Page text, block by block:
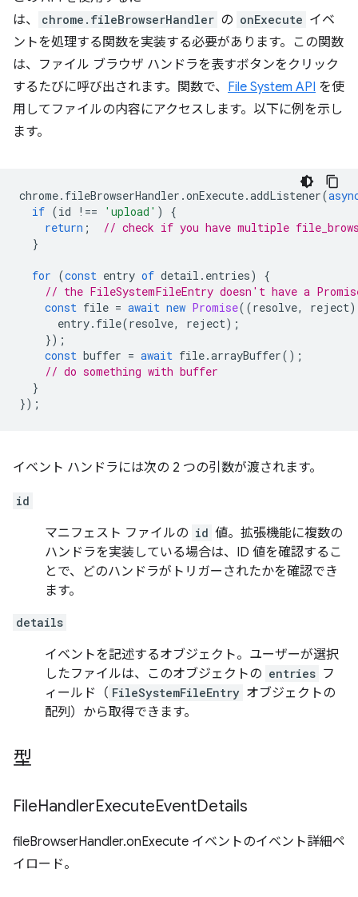
は、
chrome.fileBrowserHandler の onExecute イベ
ントを処理する関数を実装する必要があります。この関数
は、ファイル ブラウザ ハンドラを表すボタンをクリック
するたびに呼び出されます。関数で、 File System API を使
用してファイルの内容にアクセスします。以下に例を示し
ます。
chrome. fileBrowserHandler .onExecute.addListener(
if (id !== 'upload' )
{
return ;
// check if you have multiple
}
for (const entry of detail . entries)
{
// the FileSystemFileEntry doesn't have a
const file = await new Promise((resolve, reject)
entry. file(resolve, reject);
});
const buffer = await file.arrayBuffer();
// do something with buffer
}
});
イベント ハンドラには次の 2 つの引数が渡されます。
id
マニフェスト ファイルの id 値。拡張機能に複数の
ハンドラを実装している場合は、ID 値を確認するこ
とで、どのハンドラがトリガーされたかを確認でき
ます。
details
イベントを記述するオブジェクト。ユーザーが選択
したファイルは、このオブジェクトの entries フ
ィールド（ FileSystemFileEntry オブジェクトの
配列）から取得できます。
型
FileHandlerExecuteEventDetails
fileBrowserHandler.onExecute イベントのイベント詳細ペ
イロード。